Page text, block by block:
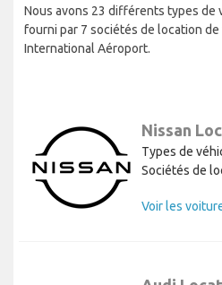
Nous avons 23 différents types de
fourni par 7 sociétés de location de
International Aéroport.
Nissan
Types de
Sociétés de
Voir les